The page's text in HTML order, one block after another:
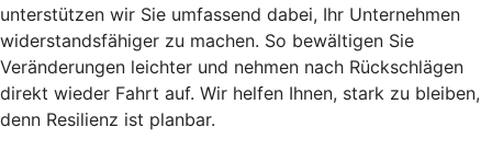
unterstützen wir Sie umfassend dabei, Ihr Unternehmen
widerstandsfähiger zu machen. So bewältigen Sie
Veränderungen leichter und nehmen nach Rückschlägen
direkt wieder Fahrt auf. Wir helfen Ihnen, stark zu bleiben,
denn Resilienz ist planbar.